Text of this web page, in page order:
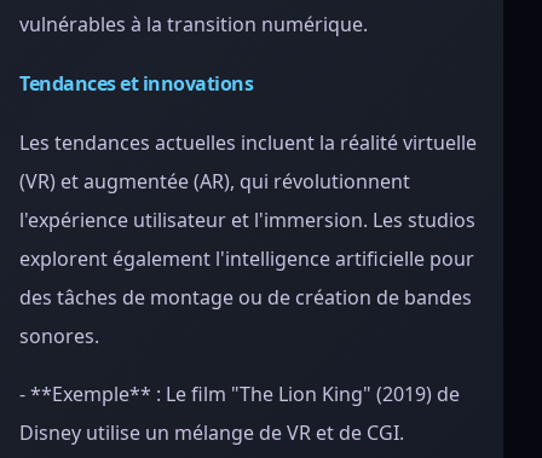
vulnérables à la transition numérique.
Tendances et innovations
Les tendances actuelles incluent la réalité virtuelle
(VR) et augmentée (AR), qui révolutionnent
l'expérience utilisateur et l'immersion. Les studios
explorent également l'intelligence artificielle pour
des tâches de montage ou de création de bandes
sonores.
- **Exemple** : Le film "The Lion King" (2019) de
Disney utilise un mélange de VR et de CGI.